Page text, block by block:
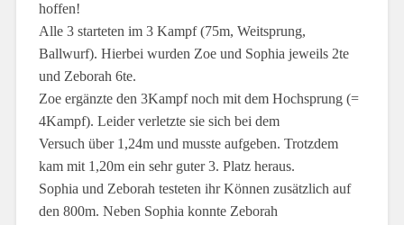
hoffen!
Alle 3 starteten im 3 Kampf (75m, Weitsprung,
Ballwurf). Hierbei wurden Zoe und Sophia jeweils 2te
und Zeborah 6te.
Zoe ergänzte den 3Kampf noch mit dem Hochsprung (=
4Kampf). Leider verletzte sie sich bei dem
Versuch über 1,24m und musste aufgeben. Trotzdem
kam mit 1,20m ein sehr guter 3. Platz heraus.
Sophia und Zeborah testeten ihr Können zusätzlich auf
den 800m. Neben Sophia konnte Zeborah